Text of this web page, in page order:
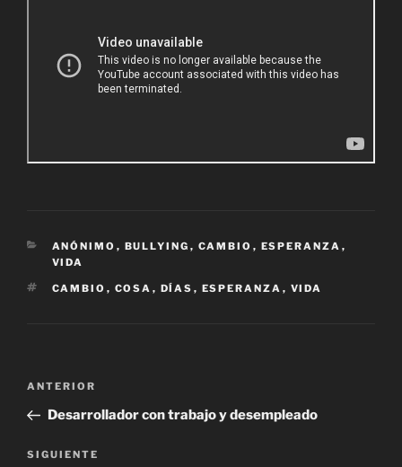
CATEGORÍAS
ANÓNIMO , BULLYING , CAMBIO , ESPERANZA ,
VIDA
ETIQUETAS
CAMBIO , COSA , DÍAS , ESPERANZA , VIDA
Navegación
entradas
Entrada
anterior:
ANTERIOR
Desarrollador con trabajo y desempleado
Siguiente
SIGUIENTE